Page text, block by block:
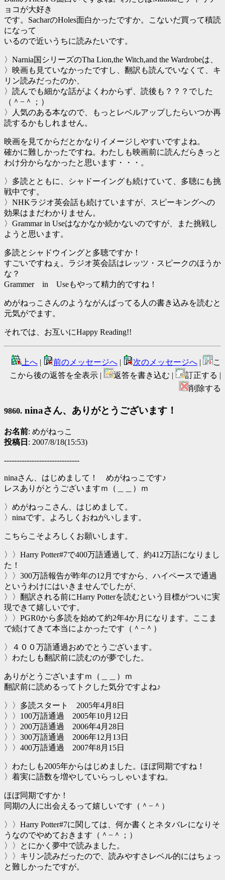
ョコが大好き
です。SacharのHoles面白かったですか。こないだ買って積読
になって
いるので近いうちに読みたいです。
〉Narnia国シリーズのTha Lion,the Witch,and the Wardrobeは、
〉映画も見ていなかったですし、翻訳も読んでいなくて、キ
リン読みだったのか、
〉読んでも細かな話がよくわからず、読後も？？？でした
（＾−＾；）
〉人気のある本なので、もっとレベルアップしたらいつか再
読するかもしれません。
映画を見てからだとかなりイメージしやすいですよね。
確かに難しかったですね。わたしも映画前に読んだらきっと
わけ分からなかったと思います・・・。
〉多読とともに、シャドーイングも続けていて、多聴にも挑
戦中です。
〉NHKラジオ英会話も続けていますが、スピーキングへの
効果はまだわかりません。
〉Grammar in Useはなかなか続かないのですが、また挑戦し
ようと思います。
多読とシャドウイングと多聴ですか！
すごいですねぇ。ラジオ英会話はレッツ・スピークのほうか
な？
Grammer in Useもやって精力的ですね！
めがねっこさんのようながんばってる人の書き込みを読むと
元気がでます。
それでは、お互いにHappy Reading!!
上へ | 前のメッセージへ | 次のメッセージへ |
こ
こから後の返答を全表示 |
返答を書き込む |
訂正する |
削除する
9860. ninaさん、ありがとうございます！
お名前: めがねっこ
投稿日 : 2007/8/18(15:53)
------------------------------
ninaさん、はじめまして！ めがねっこです♪
レスありがとうございますｍ（＿＿）ｍ
〉めがねっこさん、はじめまして。
〉ninaです。よろしくおねがいします。
こちらこそよろしくお願いします。
〉〉Harry Potter#7で400万語通過して、約412万語になりまし
た！
〉〉300万語報告が昨年の12月ですから、ハイペースで通過
というわけにはいきませんでしたが、
〉〉翻訳される前にHarry Potterを読むという目標がついに実
現できて嬉しいです。
〉〉PGR0から多読を始めて約2年4か月になります。ここま
で続けてきて本当によかったです（＾−＾）
〉４００万語通過おめでとうございます。
〉わたしも翻訳前に読むのが夢でした。
ありがとうございますｍ（＿＿）ｍ
翻訳前に読めるってトクした気分ですよね♪
〉〉多読スタート 2005年4月8日
〉〉100万語通過 2005年10月12日
〉〉200万語通過 2006年4月28日
〉〉300万語通過 2006年12月13日
〉〉400万語通過 2007年8月15日
〉わたしも2005年からはじめました。ほぼ同期ですね！
〉着実に語数を増やしていらっしゃいますね。
ほぼ同期ですか！
同期の人に出会えるって嬉しいです（＾−＾）
〉〉Harry Potter#7に関しては、何か書くとネタバレになりそ
うなのでやめておきます（＾−＾；）
〉〉とにかく夢中で読みました。
〉〉キリン読みだったので、読みやすさレベル的にはちょっ
と難しかったですが。